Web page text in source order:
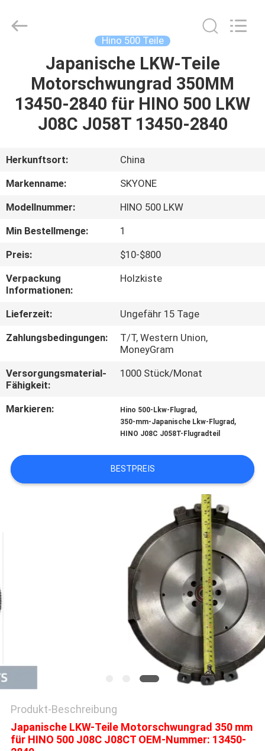
PRODUKTE
UNS
AUSFLUG
QUALITÄTSKONTROLLE
TRETEN
SIE
MIT
IN
VERBINDUNG
FORDERN
SIE EIN
PRIVACY
POLICY
Hino 500 Teile
Japanische LKW-Teile
Motorschwungrad 350MM
13450-2840 für HINO 500 LKW
J08C J058T 13450-2840
Herkunftsort:
China
Markenname:
SKYONE
Modellnummer:
HINO 500 LKW
Min Bestellmenge:
1
Preis:
$10-$800
Verpackung
Informationen:
Holzkiste
Lieferzeit:
Ungefähr 15 Tage
Zahlungsbedingungen:
T/T, Western Union,
MoneyGram
Versorgungsmaterial-
Fähigkeit:
1000 Stück/Monat
Markieren: Hino 500-Lkw-Flugrad ,
350-mm-Japanische Lkw-Flugrad ,
HINO J08C J058T-Flugradteil
BESTPREIS
Produkt-Beschreibung
Japanische LKW-Teile Motorschwungrad 350 mm
für HINO 500 J08C J08CT OEM-Nummer: 13450-